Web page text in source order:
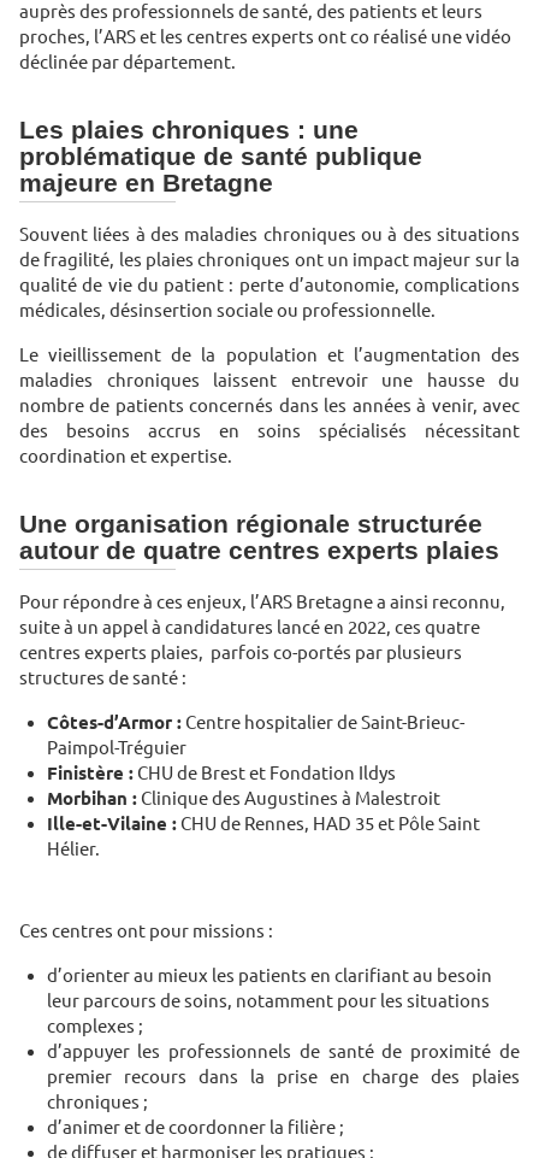
auprès des professionnels de santé, des patients et leurs
proches, l’ARS et les centres experts ont co réalisé une vidéo
déclinée par département.
Les plaies chroniques : une
problématique de santé publique
majeure en Bretagne
Souvent liées à des maladies chroniques ou à des situations
de fragilité, les plaies chroniques ont un impact majeur sur la
qualité de vie du patient : perte d’autonomie, complications
médicales, désinsertion sociale ou professionnelle.
Le vieillissement de la population et l’augmentation des
maladies chroniques laissent entrevoir une hausse du
nombre de patients concernés dans les années à venir, avec
des besoins accrus en soins spécialisés nécessitant
coordination et expertise.
Une organisation régionale structurée
autour de quatre centres experts plaies
Pour répondre à ces enjeux, l’ARS Bretagne a ainsi reconnu,
suite à un appel à candidatures lancé en 2022, ces quatre
centres experts plaies, parfois co-portés par plusieurs
structures de santé :
Côtes-d’Armor :Centre hospitalier de Saint-Brieuc-
Paimpol-Tréguier
Finistère :CHU de Brest et Fondation Ildys
Morbihan :Clinique des Augustines à Malestroit
Ille-et-Vilaine :CHU de Rennes, HAD 35 et Pôle Saint
Hélier.
Ces centres ont pour missions :
d’orienter au mieux les patients en clarifiant au besoin
leur parcours de soins, notamment pour les situations
complexes ;
d’appuyer les professionnels de santé de proximité de
premier recours dans la prise en charge des plaies
chroniques ;
d’animer et de coordonner la filière ;
de diffuser et harmoniser les pratiques ;